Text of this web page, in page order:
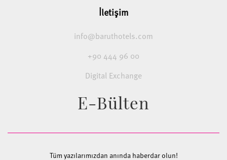
İletişim
info@baruthotels.com
+90 444 96 00
Digital Exchange
E-Bülten
Tüm yazılarımızdan anında haberdar olun!